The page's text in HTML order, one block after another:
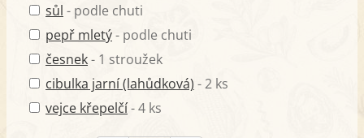
sůl - podle chuti
pepř mletý- podle chuti
česnek- 1 stroužek
cibulka jarní (lahůdková) - 2 ks
vejce křepelčí- 4 ks